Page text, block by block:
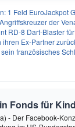
1 Feld EuroJackpot
der
RD-8 Dart-Blaster
ihren Ex-Partner
französisches
Fonds für
- Der Facebook-